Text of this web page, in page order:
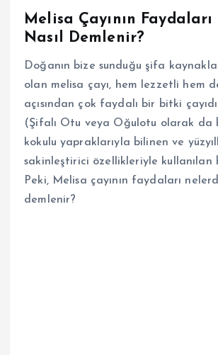
Melisa Çayının
Nasıl Demlenir?
Doğanın bize sunduğu şifa
olan melisa çayı, hem lezzetli hem
açısından çok faydalı bir bitki
(Şifalı Otu veya Oğulotu olarak da
kokulu yapraklarıyla bilinen ve
sakinleştirici özellikleriyle kullanılan
Peki, Melisa çayının faydaları
demlenir?